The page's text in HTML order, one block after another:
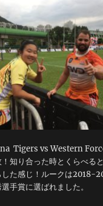
Tigers vs Western
知り合った時とくらべる
した感じ！ルークは2018-
手賞に選ばれました。